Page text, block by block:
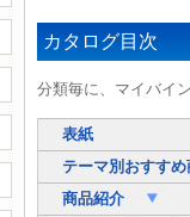
カタログ目次
分類毎に、マイバイ
表紙
テーマ別おすす
商品紹介